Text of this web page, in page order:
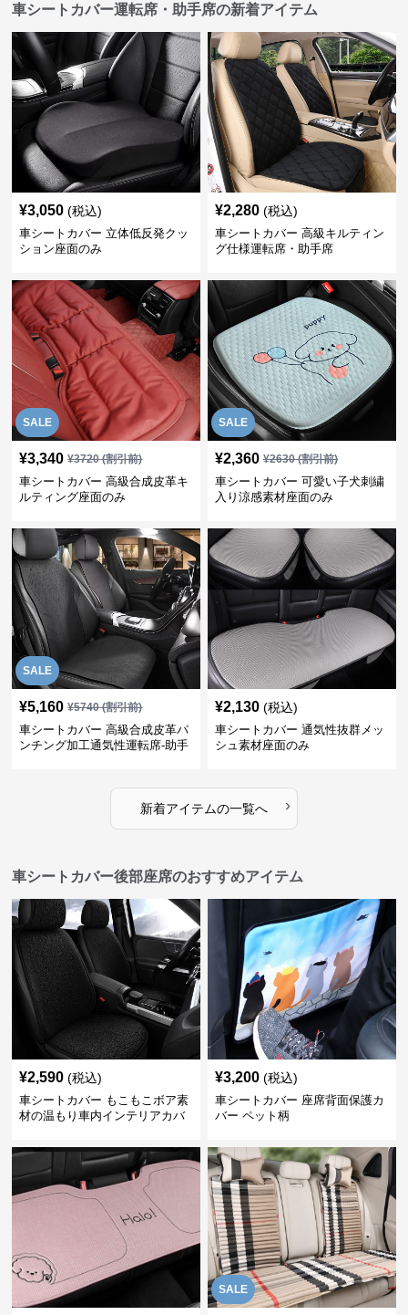
車シートカバー運転席・助手席の新着アイテム
¥3,050 (税込)
車シートカバー 立体低反発クッ
ション座面のみ
¥2,280 (税込)
車シートカバー 高級キルティン
グ仕様運転席・助手席
SALE
¥3,340 ¥3720(割引前)
車シートカバー 高級合成皮革キ
ルティング座面のみ
SALE
¥2,360 ¥2630(割引前)
車シートカバー 可愛い子犬刺繍
入り涼感素材座面のみ
SALE
¥5,160 ¥5740(割引前)
車シートカバー 高級合成皮革パ
ンチング加工通気性運転席-助手
¥2,130 (税込)
車シートカバー 通気性抜群メッ
シュ素材座面のみ
新着アイテムの一覧へ ›
車シートカバー後部座席のおすすめアイテム
¥2,590 (税込)
車シートカバー もこもこボア素
材の温もり車内インテリアカバ
¥3,200 (税込)
車シートカバー 座席背面保護カ
バー ペット柄
SALE